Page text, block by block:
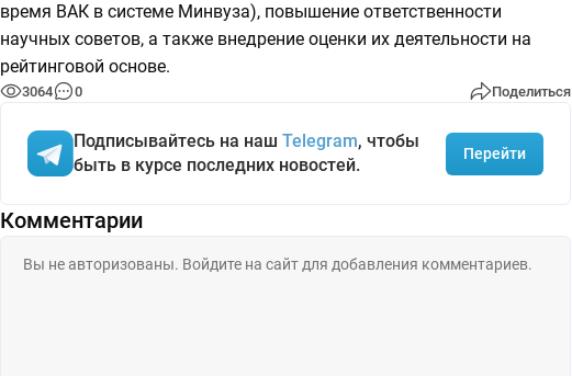
время ВАК в системе Минвуза), повышение ответственности
научных советов, а также внедрение оценки их деятельности на
рейтинговой основе.
3064 0 Поделиться
Подписывайтесь на наш Telegram, чтобы
быть в курсе последних новостей.
Перейти
Комментарии